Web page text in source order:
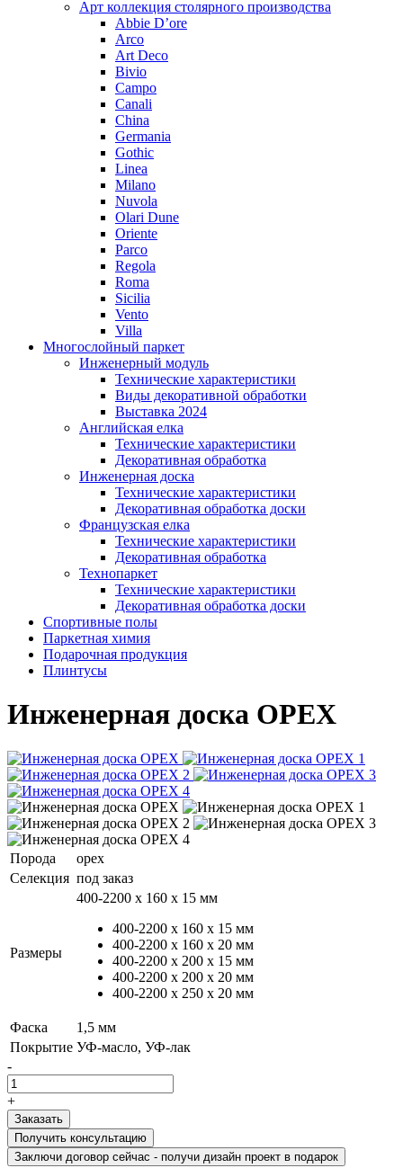
Арт коллекция столярного производства
Abbie D’ore
Arco
Art Deco
Bivio
Campo
Canali
China
Germania
Gothic
Linea
Milano
Nuvola
Olari Dune
Oriente
Parco
Regola
Roma
Sicilia
Vento
Villa
Многослойный паркет
Инженерный модуль
Технические характеристики
Виды декоративной обработки
Выставка 2024
Английская елка
Технические характеристики
Декоративная обработка
Инженерная доска
Технические характеристики
Декоративная обработка доски
Французская елка
Технические характеристики
Декоративная обработка
Технопаркет
Технические характеристики
Декоративная обработка доски
Спортивные полы
Паркетная химия
Подарочная продукция
Плинтусы
Инженерная доска ОРЕХ
Порода
орех
Селекция под заказ
Размеры
400-2200 х 160 x 15 мм
400-2200 х 160 x 15 мм
400-2200 х 160 x 20 мм
400-2200 х 200 x 15 мм
400-2200 х 200 x 20 мм
400-2200 х 250 x 20 мм
Фаска
1,5 мм
Покрытие УФ-масло, УФ-лак
-
+
Получить консультацию
Заключи договор сейчас - получи дизайн проект в подарок